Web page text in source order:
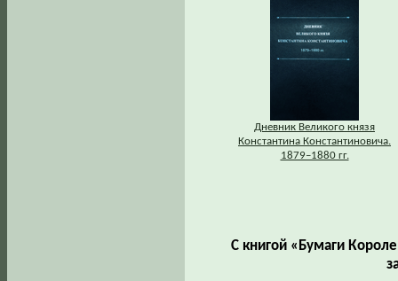
Дневник Великого князя
Константина Константиновича.
1879–1880 гг.
С книгой «Бумаги